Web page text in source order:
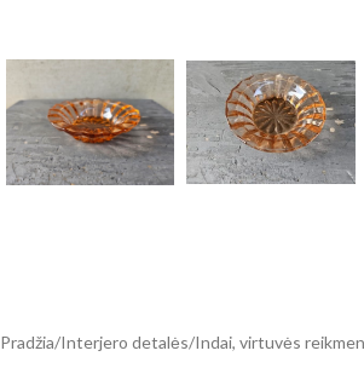
Pradžia/Interjero detalės/Indai, virtuvės